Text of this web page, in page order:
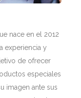
nace en el 2012
experiencia y
de ofrecer
especiales
imagen ante sus